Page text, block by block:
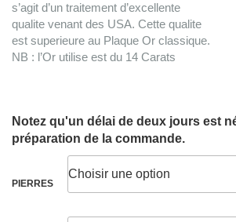
s’agit d’un traitement d’excellente
qualite venant des USA. Cette qualite
est superieure au Plaque Or classique.
NB : l’Or utilise est du 14 Carats
Notez qu'un délai de deux jours est
préparation de la commande.
PIERRES